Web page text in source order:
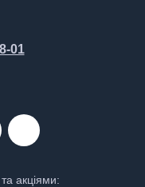
01
акціями: